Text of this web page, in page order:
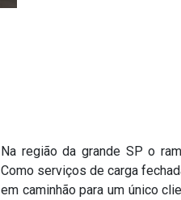
Na região da grande SP o
Como serviços de carga
em caminhão para um único